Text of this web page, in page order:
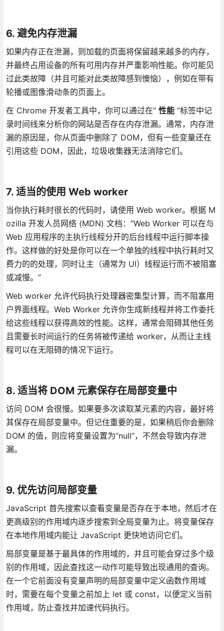
6. 避免内存泄漏
如果内存正在泄漏，则加载的页面将保留越来越多的内存，
并最终占用设备的所有可用内存并严重影响性能。你可能见
过此类故障（并且可能对此类故障感到懊恼），例如在带有
轮播或图像滑动条的页面上。
在 Chrome 开发者工具中，你可以通过在“ 性能”标签中记
录时间线来分析你的网站是否存在内存泄漏。通常，内存泄
漏的原因是，你从页面中删除了 DOM，但有一些变量还在
引用这些 DOM，因此，垃圾收集器无法消除它们。
7. 适当的使用 Web worker
当你执行耗时很长的代码时，请使用 Web worker。根据 M
ozilla 开发人员网络 (MDN) 文档：“Web Worker 可以在与
Web 应用程序的主执行线程分开的后台线程中运行脚本操
作。这样做的好处是你可以在一个单独的线程中执行耗时又
费力的的处理，同时让主（通常为 UI）线程运行而不被阻塞
或减慢。”
Web worker 允许代码执行处理器密集型计算，而不阻塞用
户界面线程。Web Worker 允许你生成新线程并将工作委托
给这些线程以获得高效的性能。这样，通常会阻碍其他任务
且需要长时间运行的任务将被传递给 worker，从而让主线
程可以在无阻碍的情况下运行。
8. 适当将 DOM 元素保存在局部变量中
访问 DOM 会很慢。如果要多次读取某元素的内容，最好将
其保存在局部变量中。但记住重要的是，如果稍后你会删除
DOM 的值，则应将变量设置为“null”，不然会导致内存泄
漏。
9. 优先访问局部变量
JavaScript 首先搜索以查看变量是否存在于本地，然后才在
更高级别的作用域内逐步搜索到全局变量为止。将变量保存
在本地作用域内能让 JavaScript 更快地访问它们。
局部变量是基于最具体的作用域的，并且可能会穿过多个级
别的作用域，因此查找这一动作可能导致出现通用的查询。
在一个它前面没有变量声明的局部变量中定义函数作用域
时，需要在每个变量之前加上 let 或 const，以便定义当前
作用域，防止查找并加速代码执行。